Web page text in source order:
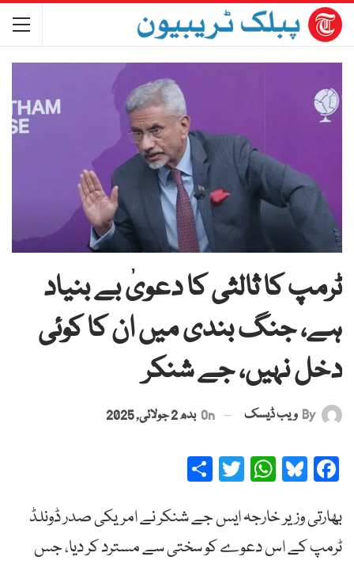
ٹرمپ کا ثالثی کا دعویٰ بے بنیاد
ہے، جنگ بندی میں ان کا کوئی
دخل نہیں، جے شنکر
By ویب ڈیسک On بدھ 2 جولائی, 2025
Facebook
Bluesky
WhatsApp
Twitter
بھارتی وزیر خارجہ ایس جے شنکر نے امریکی صدر ڈونلڈ
ٹرمپ کے اس دعوے کو سختی سے مسترد کر دیا، جس